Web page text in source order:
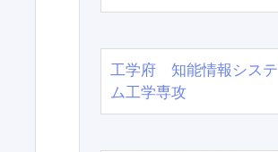
工学府 知能情報システ
ム工学専攻